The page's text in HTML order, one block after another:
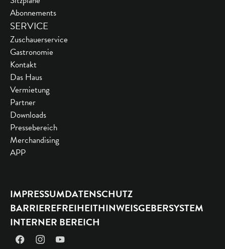
Abonnements
SERVICE
Zuschauerservice
Gastronomie
Kontakt
Das Haus
Vermietung
Partner
Downloads
Pressebereich
Merchandising
APP
IMPRESSUMDATENSCHUTZ
BARRIEREFREIHEITHINWEISGEBERSYSTEM
INTERNER BEREICH
FacebookInstagramYouTube